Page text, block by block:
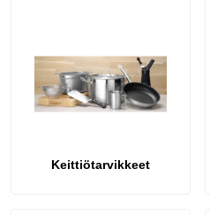
Keittiötarvikkeet